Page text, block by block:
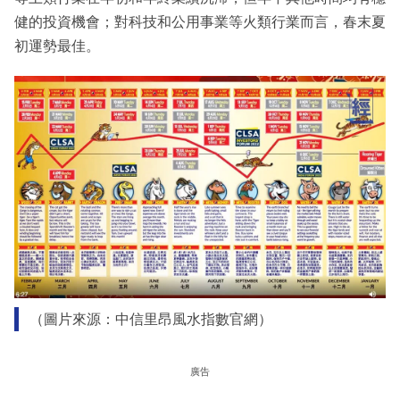
健的投資機會；對科技和公用事業等火類行業而言，春末夏
初運勢最佳。
（圖片來源：中信里昂風水指數官網）
廣告